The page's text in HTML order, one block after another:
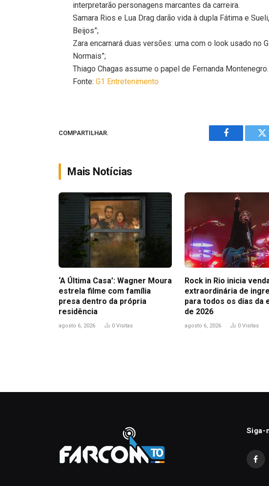
interpretarão personagens marcantes da carreira.
Samara Rios e Lua Drag darão vida à dupla Fátima e
Beijos”;
Zara encarnará duas versões: uma com o look usado no
Normais”;
Thiago Chagas assume o papel de Fernanda Montenegro.
Fonte:G1 Entretenimento
COMPARTILHAR.
Facebook
Mais Notícias
‘A Última Casa’: Wagner Moura
estrela filme com família
presa dentro da própria
residência
agosto 6, 2026 0 Visitas
Rock in Rio inicia
extraordinária de
para todos os dias da
de 2026
agosto 6, 2026 0 Visitas
Siga-